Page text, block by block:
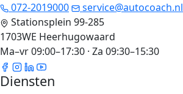
072-2019000
service@autocoach.nl
Stationsplein 99-285
1703WE Heerhugowaard
Ma–vr 09:00–17:30 · Za 09:30–15:30
Diensten